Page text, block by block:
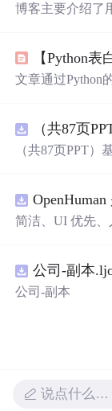
博客主要介绍了
修改的小效果，
后还分享了一段
文章通过Python
考，展现了程序
（共87页
（共87页PPT）
简洁、UI 优先
吉祥物，会说话
入你的 Google
公司-副本
公司-副本
说点什么…